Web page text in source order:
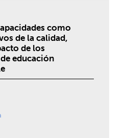
como
de la calidad,
de los
educación